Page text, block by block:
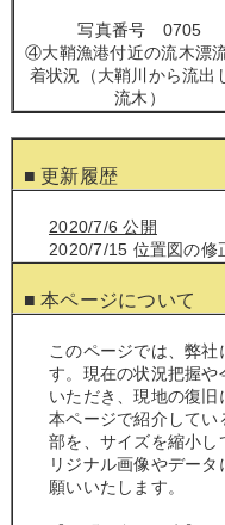
写真番号 0705
④大鞘漁港付近の流木漂
着状況（大鞘川から流出
流木）
■ 更新履歴
2020/7/6 公開
2020/7/15 位置図の修
■ 本ページについて
このページでは、弊
す。現在の状況把握や
いただき、現地の復旧
本ページで紹介して
部を、サイズを縮小し
リジナル画像やデー
願いいたします。